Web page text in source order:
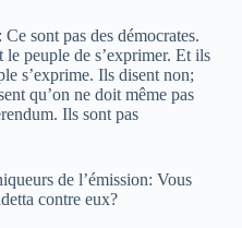
sont pas des démocrates.
le peuple de s’exprimer. Et ils
s’exprime. Ils disent non;
qu’on ne doit même pas
Ils sont pas
de l’émission: Vous
contre eux?